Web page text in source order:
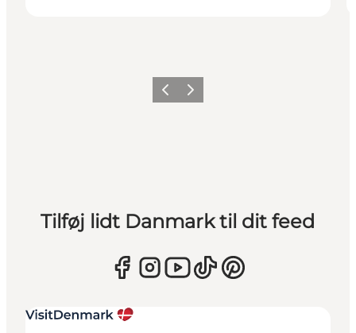
ForrigeNæste
Tilføj lidt Danmark til dit feed